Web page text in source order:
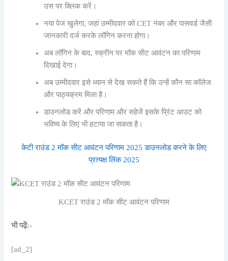
उस पर क्लिक करें।
नया पेज खुलेगा, जहां उम्मीदवार को CET नंबर और पासवर्ड जैसी
जानकारी दर्ज करके लॉगिन करना होगा।
अब लॉगिन के बाद, स्क्रीन पर मॉक सीट आवंटन का परिणाम
दिखाई देगा।
अब उम्मीदवार इसे ध्यान से देख सकते हैं कि उन्हें कौन सा कॉलेज
और पाठ्यक्रम मिला है।
डाउनलोड करें और परिणाम और सहेजेंइसके प्रिंट आउट को
भविष्य के लिए भी हटाया जा सकता है।
केटी राउंड 2 मॉक सीट आवंटन परिणाम 2025 डाउनलोड करने के लिए
प्रत्यक्ष लिंक 2025
KCET राउंड 2 मॉक सीट आवंटन परिणाम
भी पढ़ें:-
[ad_2]